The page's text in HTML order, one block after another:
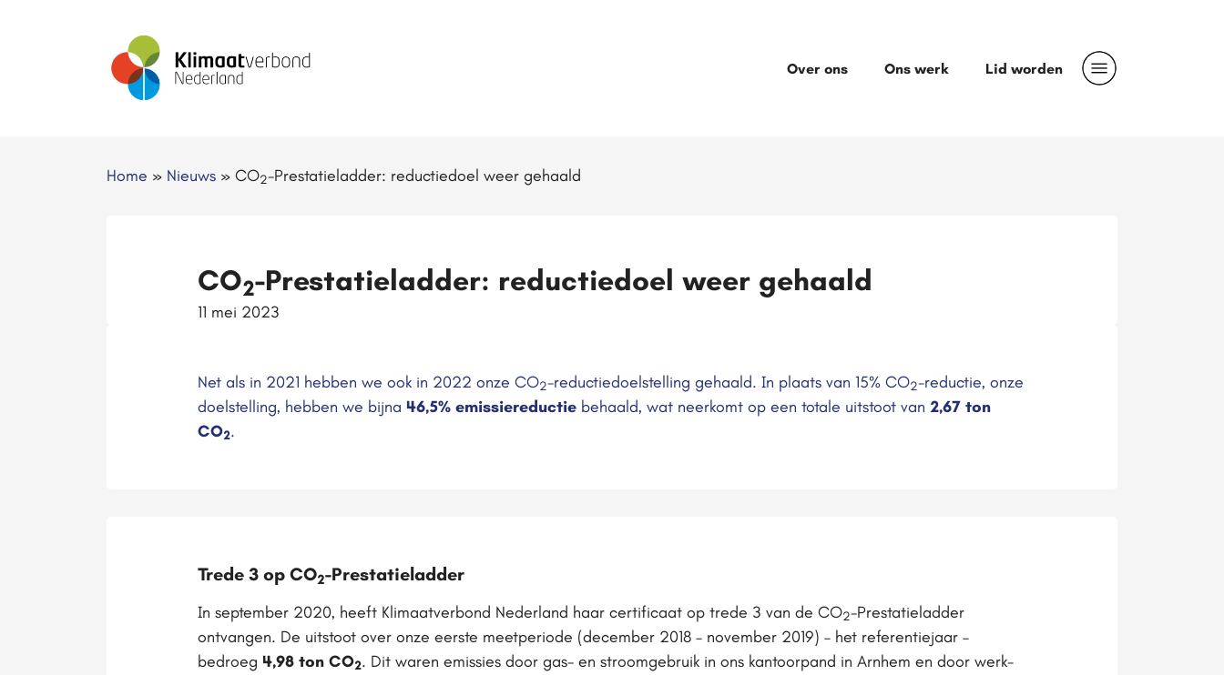
Over ons Ons werk Lid worden
Home » Nieuws » CO2-Prestatieladder: reductiedoel weer gehaald
CO2-Prestatieladder: reductiedoel weer gehaald
11 mei 2023
Net als in 2021 hebben we ook in 2022 onze CO2-reductiedoelstelling gehaald. In plaats van 15% CO2-reductie, onze
doelstelling, hebben we bijna 46,5% emissiereductie behaald, wat neerkomt op een totale uitstoot van 2,67 ton
CO2.
Trede 3 op CO2-Prestatieladder
In september 2020, heeft Klimaatverbond Nederland haar certificaat op trede 3 van de CO2-Prestatieladder
ontvangen. De uitstoot over onze eerste meetperiode (december 2018 – november 2019) – het referentiejaar –
bedroeg 4,98 ton CO2. Dit waren emissies door gas- en stroomgebruik in ons kantoorpand in Arnhem en door werk-